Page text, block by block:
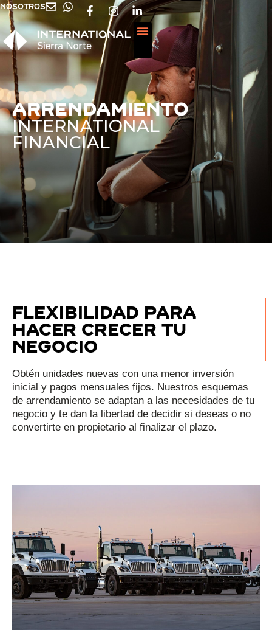
NOSOTROS
Arrendamiento
INTERNATIONAL
FINANCIAL
flexibilidad para
hacer crecer tu
negocio
Obtén unidades nuevas con una menor inversión
inicial y pagos mensuales fijos. Nuestros esquemas
de arrendamiento se adaptan a las necesidades de tu
negocio y te dan la libertad de decidir si deseas o no
convertirte en propietario al finalizar el plazo.